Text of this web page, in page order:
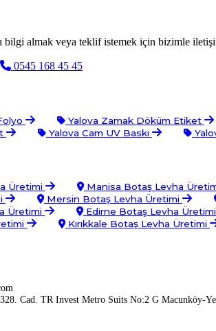
bilgi almak veya teklif istemek için bizimle
0545 168 45 45
Yalova Zamak Döküm Etiket
Yalova Cam UV Baskı
Üretimi Manisa Botaş Levha
Mersin Botaş Levha Üretimi
Üretimi
Edirne Botaş Levha Üretimi
Kırıkkale Botaş Levha Üretimi
Cad. TR Invest Metro Suits No:2 G Macunköy-